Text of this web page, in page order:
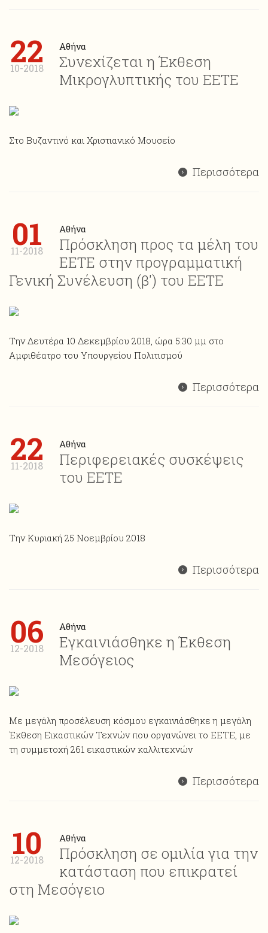
22
10-2018
Αθήνα
Συνεχίζεται η Έκθεση
Μικρογλυπτικής του ΕΕΤΕ
Στο Βυζαντινό και Χριστιανικό Μουσείο
Περισσότερα
01
11-2018
Αθήνα
Πρόσκληση προς τα μέλη του
ΕΕΤΕ στην προγραμματική
Γενική Συνέλευση (β') του ΕΕΤΕ
Την Δευτέρα 10 Δεκεμβρίου 2018, ώρα 5:30 μμ στο
Αμφιθέατρο του Υπουργείου Πολιτισμού
Περισσότερα
22
11-2018
Αθήνα
Περιφερειακές συσκέψεις
του ΕΕΤΕ
Την Κυριακή 25 Νοεμβρίου 2018
Περισσότερα
06
12-2018
Αθήνα
Εγκαινιάσθηκε η Έκθεση
Μεσόγειος
Με μεγάλη προσέλευση κόσμου εγκαινιάσθηκε η μεγάλη
Έκθεση Εικαστικών Τεχνών που οργανώνει το ΕΕΤΕ, με
τη συμμετοχή 261 εικαστικών καλλιτεχνών
Περισσότερα
10
12-2018
Αθήνα
Πρόσκληση σε ομιλία για την
κατάσταση που επικρατεί
στη Μεσόγειο